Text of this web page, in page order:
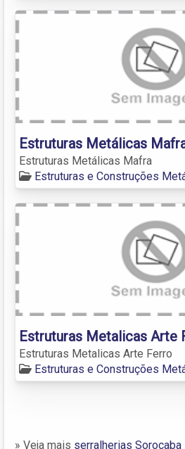
Estruturas Metálicas
Estruturas Metálicas Mafra
Estruturas e Construções
Estruturas Metalicas Arte
Estruturas Metalicas Arte Ferro
Estruturas e Construções
» Veja mais serralherias Sorocaba